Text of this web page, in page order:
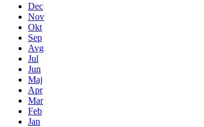
Dec
Nov
Okt
Sep
Avg
Jul
Jun
Maj
Apr
Mar
Feb
Jan